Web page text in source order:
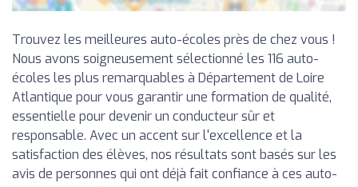
Trouvez les meilleures auto-écoles près de chez vous !
Nous avons soigneusement sélectionné les 116 auto-
écoles les plus remarquables à Département de Loire
Atlantique pour vous garantir une formation de qualité,
essentielle pour devenir un conducteur sûr et
responsable. Avec un accent sur l'excellence et la
satisfaction des élèves, nos résultats sont basés sur les
avis de personnes qui ont déjà fait confiance à ces auto-